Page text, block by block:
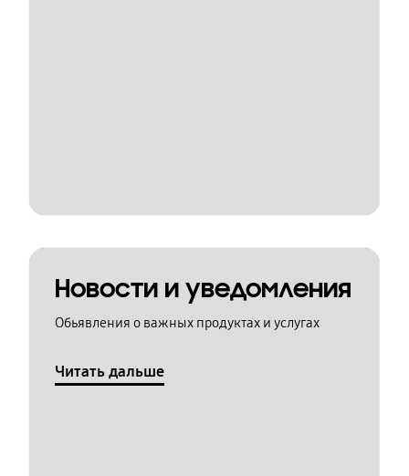
Новости и уведомления
Обьявления о важных продуктах и услугах
Читать дальше